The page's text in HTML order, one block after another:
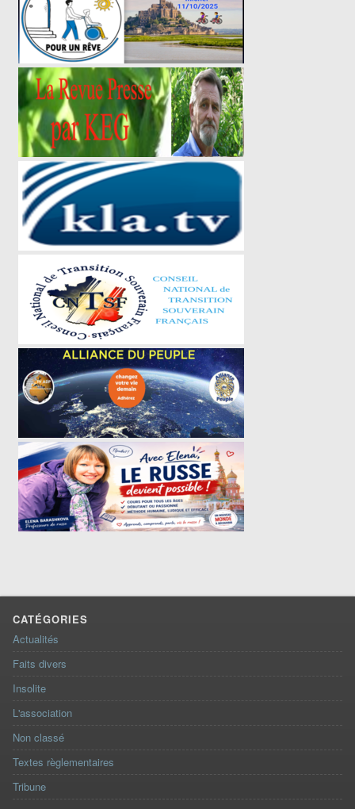
CATÉGORIES
Actualités
Faits divers
Insolite
L'association
Non classé
Textes règlementaires
Tribune